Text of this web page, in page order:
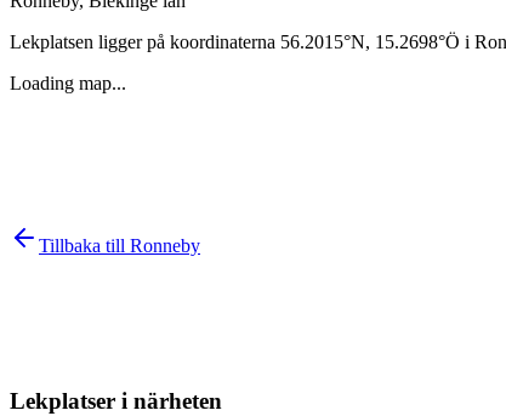
Lekplatsen ligger på koordinaterna 56.2015°N, 15.2698°Ö i
Loading map...
Tillbaka till Ronneby
Lekplatser i närheten